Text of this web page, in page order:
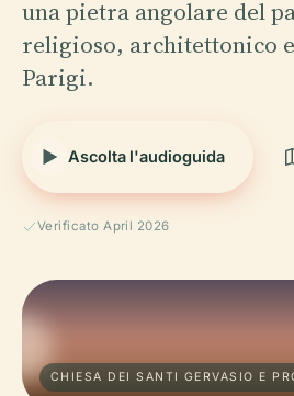
una pietra angolare del
religioso, architettonico
Parigi.
Ascolta l'audioguida
Verificato April 2026
CHIESA DEI SANTI GERVASIO E